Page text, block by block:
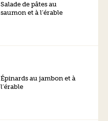
Salade de pâtes au
saumon et à l’érable
Épinards au jambon et à
l’érable